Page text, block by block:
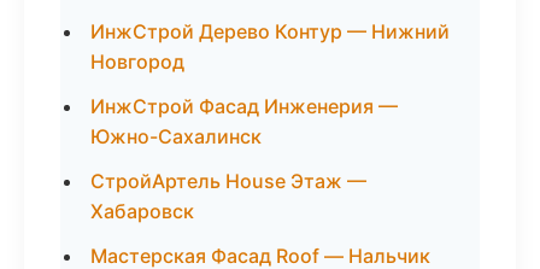
ИнжСтрой Дерево Контур — Нижний
Новгород
ИнжСтрой Фасад Инженерия —
Южно-Сахалинск
СтройАртель House Этаж —
Хабаровск
Мастерская Фасад Roof — Нальчик